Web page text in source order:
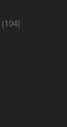
(104)